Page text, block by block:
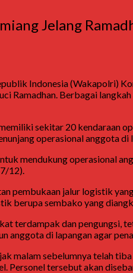
Jelang
Indonesia (Wakapolri)
Ramadhan. Berbagai
sekitar 20 kendaraan
operasional anggota di
mendukung operasional
12).
pembukaan jalur logistik
berupa sembako yang
terdampak dan pengungsi,
di lapangan agar
malam sebelumnya telah
tersebut akan